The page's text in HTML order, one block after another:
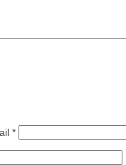
*Obligatoire